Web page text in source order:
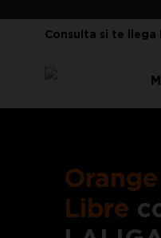
Consulta si te llega
Libre